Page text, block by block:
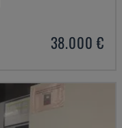
38.000 €